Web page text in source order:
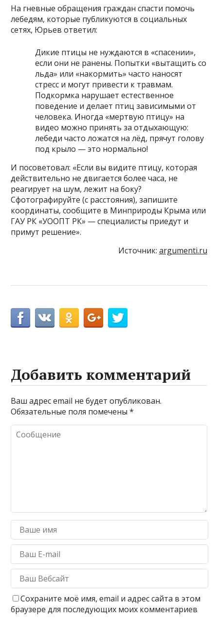
На гневные обращения граждан спасти помочь
лебедям, которые публикуются в социальных
сетях, Юрьев ответил:
Дикие птицы не нуждаются в «спасении»,
если они не ранены. Попытки «вытащить со
льда» или «накормить» часто наносят
стресс и могут привести к травмам.
Подкормка нарушает естественное
поведение и делает птиц зависимыми от
человека. Иногда «мертвую птицу» на
видео можно принять за отдыхающую:
лебеди часто ложатся на лёд, прячут голову
под крыло — это нормально!
И посоветовал: «Если вы видите птицу, которая
действительно не двигается более часа, не
реагирует на шум, лежит на боку?
Сфотографируйте (с расстояния), запишите
координаты, сообщите в Минприроды Крыма или
ГАУ РК «УООПТ РК» — специалисты приедут и
примут решение».
Источник: argumenti.ru
Добавить комментарий
Ваш адрес email не будет опубликован.
Обязательные поля помечены*
Сохраните моё имя, email и адрес сайта в этом
браузере для последующих моих комментариев